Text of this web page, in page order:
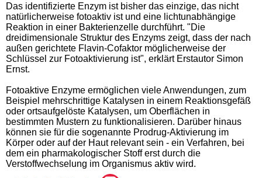
Das identifizierte Enzym ist bisher das einzige, das nicht
natürlicherweise fotoaktiv ist und eine lichtunabhängige
Reaktion in einer Bakterienzelle durchführt. "Die
dreidimensionale Struktur des Enzyms zeigt, dass der nach
außen gerichtete Flavin-Cofaktor möglicherweise der
Schlüssel zur Fotoaktivierung ist", erklärt Erstautor Simon
Ernst.
Fotoaktive Enzyme ermöglichen viele Anwendungen, zum
Beispiel mehrschrittige Katalysen in einem Reaktionsgefäß
oder ortsaufgelöste Katalysen, um Oberflächen in
bestimmten Mustern zu funktionalisieren. Darüber hinaus
können sie für die sogenannte Prodrug-Aktivierung im
Körper oder auf der Haut relevant sein - ein Verfahren, bei
dem ein pharmakologischer Stoff erst durch die
Verstoffwechselung im Organismus aktiv wird.